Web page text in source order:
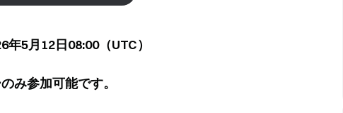
5月12日08:00（UTC）
み参加可能です。